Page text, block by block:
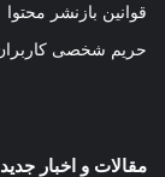
قوانین بازنشر محتوا
حریم شخصی
مقالات و اخبار